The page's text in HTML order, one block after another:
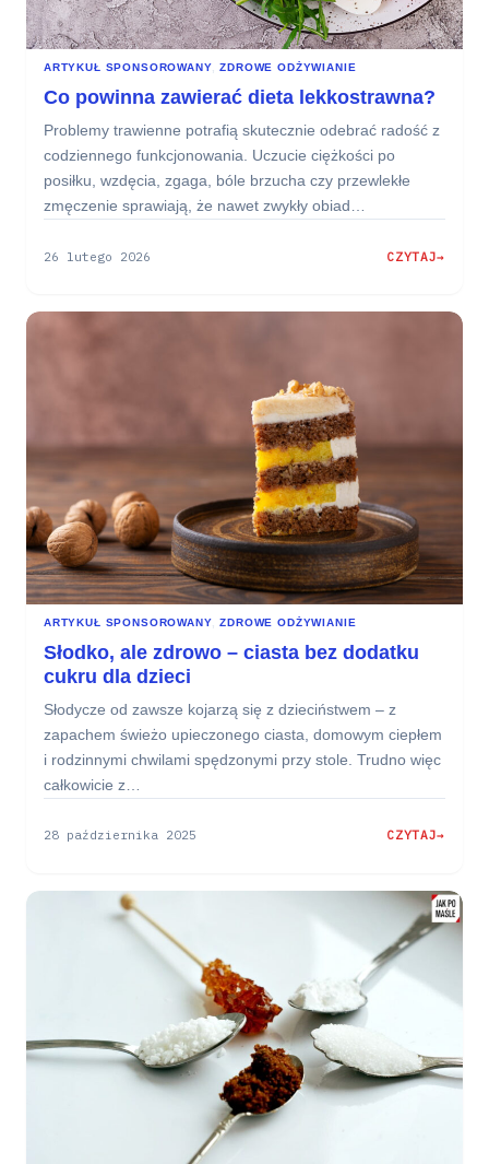
ARTYKUŁ SPONSOROWANY, ZDROWE ODŻYWIANIE
Co powinna zawierać dieta lekkostrawna?
Problemy trawienne potrafią skutecznie odebrać radość z
codziennego funkcjonowania. Uczucie ciężkości po
posiłku, wzdęcia, zgaga, bóle brzucha czy przewlekłe
zmęczenie sprawiają, że nawet zwykły obiad…
26 lutego 2026 CZYTAJ
:
ARTYKUŁ SPONSOROWANY, ZDROWE ODŻYWIANIE
Słodko, ale zdrowo – ciasta bez dodatku
cukru dla dzieci
Słodycze od zawsze kojarzą się z dzieciństwem – z
zapachem świeżo upieczonego ciasta, domowym ciepłem
i rodzinnymi chwilami spędzonymi przy stole. Trudno więc
całkowicie z…
28 października 2025 CZYTAJ
:
ZDROWO
CIASTA
BEZ
DODATKU
DZIECI